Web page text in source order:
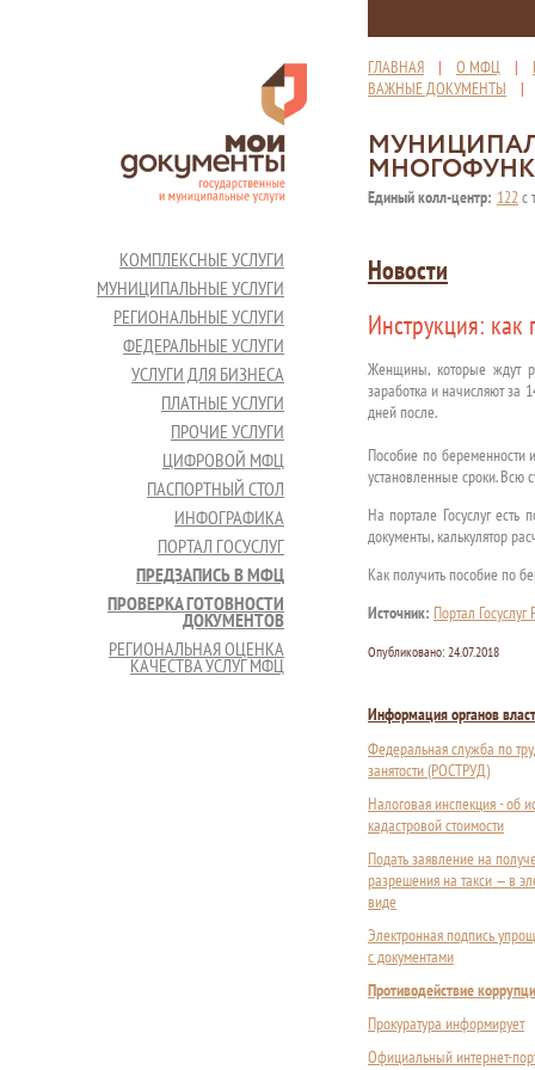
ГЛАВНАЯ | О МФЦ |
ВАЖНЫЕ ДОКУМЕНТЫ
Единый колл-центр: 122с
КОМПЛЕКСНЫЕ УСЛУГИ
МУНИЦИПАЛЬНЫЕ УСЛУГИ
РЕГИОНАЛЬНЫЕ УСЛУГИ
ФЕДЕРАЛЬНЫЕ УСЛУГИ
УСЛУГИ ДЛЯ БИЗНЕСА
ПЛАТНЫЕ УСЛУГИ
ПРОЧИЕ УСЛУГИ
ЦИФРОВОЙ МФЦ
ПАСПОРТНЫЙ СТОЛ
ИНФОГРАФИКА
ПОРТАЛ ГОСУСЛУГ
ПРЕДЗАПИСЬ В МФЦ
ПРОВЕРКА ГОТОВНОСТИ
ДОКУМЕНТОВ
РЕГИОНАЛЬНАЯ ОЦЕНКА
КАЧЕСТВА УСЛУГ МФЦ
Новости
Инструкция: как
Женщины, которые ждут
заработка и начисляют за
дней после.
Пособие по
установленные сроки. Всю
На портале Госуслуг
документы, калькулятор
Как получить пособие по
Источник: Портал Госуслуг
Опубликовано: 24.07.2018
Информация органов
Федеральная служба по
занятости (РОСТРУД)
Налоговая инспекция - об
кадастровой стоимости
Подать заявление на
разрешения на такси — в
виде
Электронная подпись
с документами
Противодействие
Прокуратура информирует
Официальный интернет-